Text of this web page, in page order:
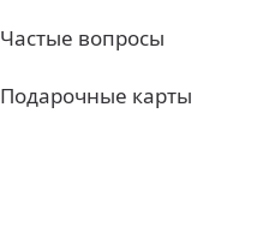
Частые вопросы
Подарочные карты